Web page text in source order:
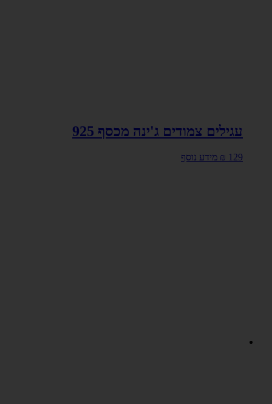
עגילים צמודים ג'ינה מכסף 925
₪ 129 מידע נוסף